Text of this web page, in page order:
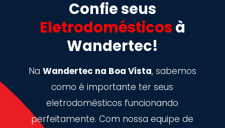
Confie seus
Eletrodomésticos à
Wandertec!
Na Wandertec na Boa Vista, sabemos
como é importante ter seus
eletrodomésticos funcionando
perfeitamente. Com nossa equipe de